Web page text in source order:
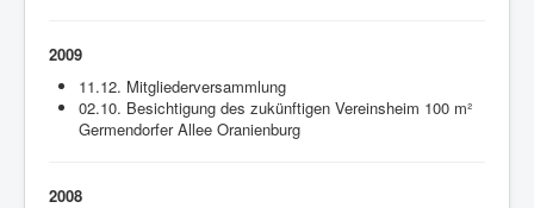
2009
11.12. Mitgliederversammlung
02.10. Besichtigung des zukünftigen Vereinsheim 100 m²
Germendorfer Allee Oranienburg
2008